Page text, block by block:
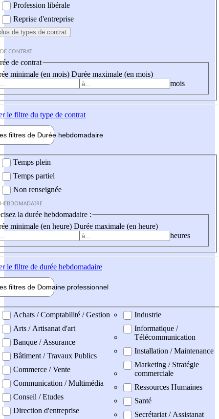
Profession libérale
Reprise d'entreprise
de types de contrat
CONTRAT
de contrat
minimale (en mois) Durée maximale (en mois)
mois
le filtre du type de contrat
filtres de Durée hebdomadaire
Temps plein
Temps partiel
Non renseignée
la durée hebdomadaire :
minimale (en heure) Durée maximale (en heure)
heures
le filtre de durée hebdomadaire
filtres de Domaine professionnel
professionel
Achats / Comptabilité / Gestion
Arts / Artisanat d'art
Banque / Assurance
Bâtiment / Travaux Publics
Commerce / Vente
Communication / Multimédia
Conseil / Etudes
Direction d'entreprise
Industrie
Informatique /
Télécommunication
Installation / Maintenance
Marketing / Stratégie
commerciale
Ressources Humaines
Santé
Secrétariat / Assistanat